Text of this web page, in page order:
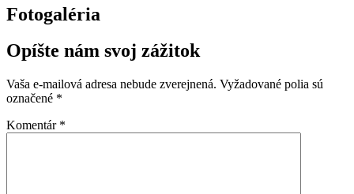
Fotogaléria
Opíšte nám svoj zážitok
Vaša e-mailová adresa nebude zverejnená. Vyžadované polia sú
označené *
Komentár *